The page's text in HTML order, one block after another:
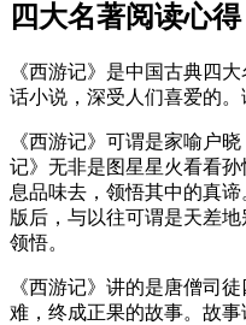
四大名著阅读心得
《西游记》是中国古典四
话小说，深受人们喜爱的。
《西游记》可谓是家喻户
记》无非是图星星火看看
息品味去，领悟其中的真
版后，与以往可谓是天差
领悟。
《西游记》讲的是唐僧司
难，终成正果的故事。故